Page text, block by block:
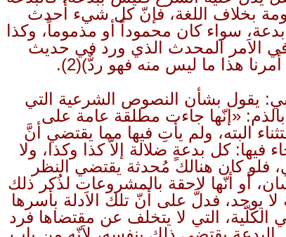
بخلاف اللغة، فإنّ كل شيء أُحدث
سواء كان محموداً أو مذموماً، وكذا
الاَمر المحدث الذي ورد في حديث
هذا ما ليس منه فهو ردٌّ)(2)
.
يقول بشأن النصوص الشرعية التي
«إنّها جاءت مطلقة عامة على
البته، ولم يأتِ فيها مما يقتضي أنَّ
فيها: كل بدعةٍ ضلالة إلاّ كذا وكذا، ولا
فلو كان هنالك مُحدثة يقتضي النظر
أو أنّها لاحقة بالمشروعات لذُكر ذلك
يوجد، فدلَّ على أنّ تلك الاَدلة بأسرها
التي لا يتخلف عن مقتضاها فرد